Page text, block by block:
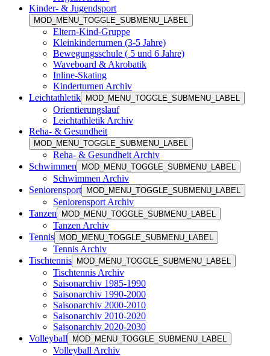
Kinder- & Jugendsport
MOD_MENU_TOGGLE_SUBMENU_LABEL
Eltern-Kind-Gruppe
Kleinkinderturnen (3-5 Jahre)
Bewegungsschule ( 5 und 6 Jahre)
Waveboard & Akrobatik
Inline-Skating
Kinderturnen Archiv
Leichtathletik
MOD_MENU_TOGGLE_SUBMENU_LABEL
Orientierungslauf
Leichtathletik Archiv
Reha- & Gesundheit
MOD_MENU_TOGGLE_SUBMENU_LABEL
Reha- & Gesundheit Archiv
Schwimmen
MOD_MENU_TOGGLE_SUBMENU_LABEL
Schwimmen Archiv
Seniorensport
MOD_MENU_TOGGLE_SUBMENU_LABEL
Seniorensport Archiv
Tanzen
MOD_MENU_TOGGLE_SUBMENU_LABEL
Tanzen Archiv
Tennis
MOD_MENU_TOGGLE_SUBMENU_LABEL
Tennis Archiv
Tischtennis
MOD_MENU_TOGGLE_SUBMENU_LABEL
Tischtennis Archiv
Saisonarchiv 1985-1990
Saisonarchiv 1990-2000
Saisonarchiv 2000-2010
Saisonarchiv 2010-2020
Saisonarchiv 2020-2030
Volleyball
MOD_MENU_TOGGLE_SUBMENU_LABEL
Volleyball Archiv